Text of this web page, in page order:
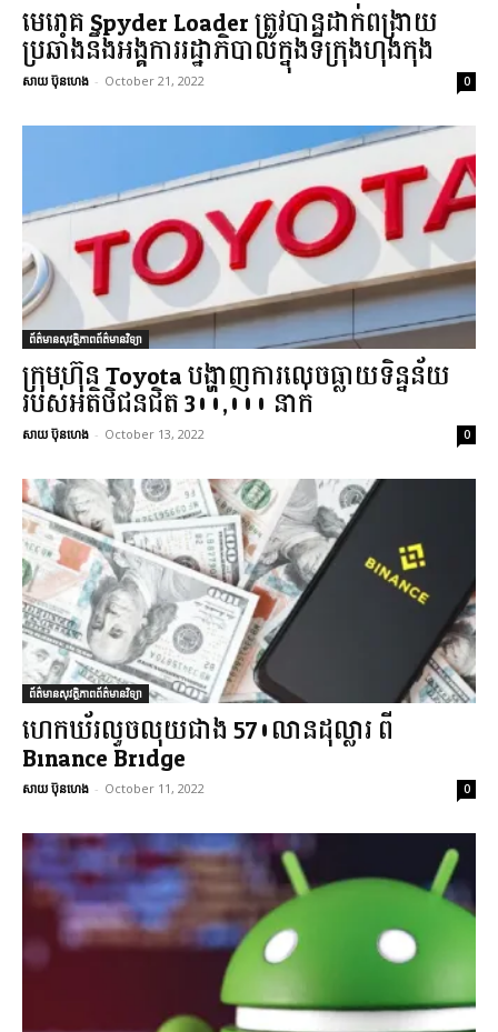
មេរោគ Spyder Loader ត្រូវបានដាក់ពង្រាយ
ប្រឆាំងនឹងអង្គការរដ្ឋាភិបាលក្នុងទីក្រុងហុងកុង
សាយ ប៊ុនហេង - October 21, 2022 0
ព័ត៌មានសុវត្ថិភាពព័ត៌មានវិទ្យា
ក្រុមហ៊ុន Toyota បង្ហាញការលេចធ្លាយទិន្នន័យ
របស់អតិថិជនជិត 300,000 នាក់
សាយ ប៊ុនហេង - October 13, 2022 0
ព័ត៌មានសុវត្ថិភាពព័ត៌មានវិទ្យា
ហេកឃ័រលួចលុយជាង 570លានដុល្លារ ពី
Binance Bridge
សាយ ប៊ុនហេង - October 11, 2022 0